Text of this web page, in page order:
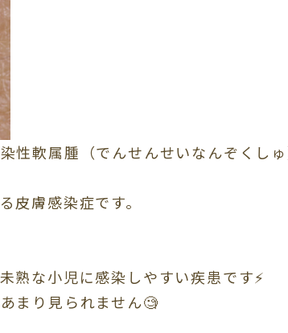
性軟属腫（でんせんせいなんぞくし
皮膚感染症です。
熟な小児に感染しやすい疾患です⚡️
まり見られません🧐